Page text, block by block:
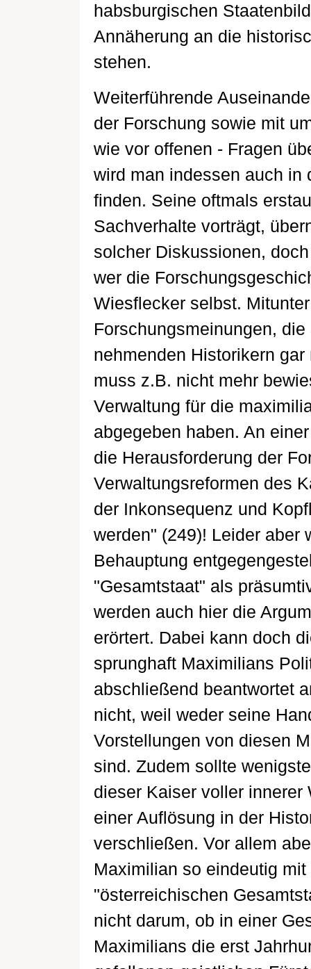
habsburgischen
Annäherung an die
stehen.
Weiterführende
der Forschung sowie mit
wie vor offenen - Fragen
wird man indessen auch in
finden. Seine oftmals
Sachverhalte vorträgt,
solcher Diskussionen,
wer die
Wiesflecker selbst.
Forschungsmeinungen,
nehmenden Historikern
muss z.B. nicht mehr
Verwaltung für die
abgegeben haben. An
die Herausforderung der
Verwaltungsreformen des
der Inkonsequenz und
werden" (249)! Leider aber
Behauptung
"Gesamtstaat" als
werden auch hier die
erörtert. Dabei kann doch
sprunghaft Maximilians
abschließend beantwortet
nicht, weil weder seine
Vorstellungen von diesen
sind. Zudem sollte
dieser Kaiser voller
einer Auflösung in der
verschließen. Vor allem
Maximilian so eindeutig
"österreichischen
nicht darum, ob in einer
Maximilians die erst